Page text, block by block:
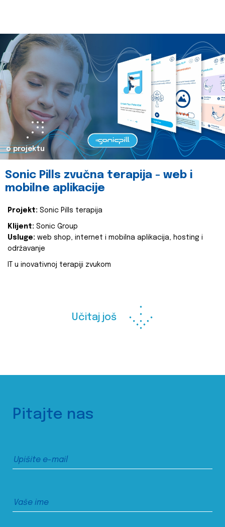
o projektu
Sonic Pills zvučna terapija - web i
mobilne aplikacije
Projekt: Sonic Pills terapija
Klijent: Sonic Group
Usluge: web shop, internet i mobilna aplikacija, hosting i
održavanje
IT u inovativnoj terapiji zvukom
Učitaj još
Pitajte nas